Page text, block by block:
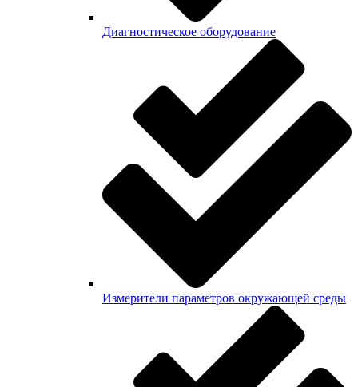
Диагностическое оборудование
Измерители параметров окружающей среды